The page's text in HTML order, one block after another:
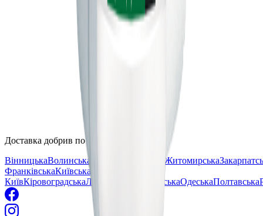
політикою
Доставка добрив по областях України
ВінницькаВолинська Житомирська
ФранківськаКиївська
КиївКіровоградськаЛьвівська МиколаївськаОдеськаПолтавська